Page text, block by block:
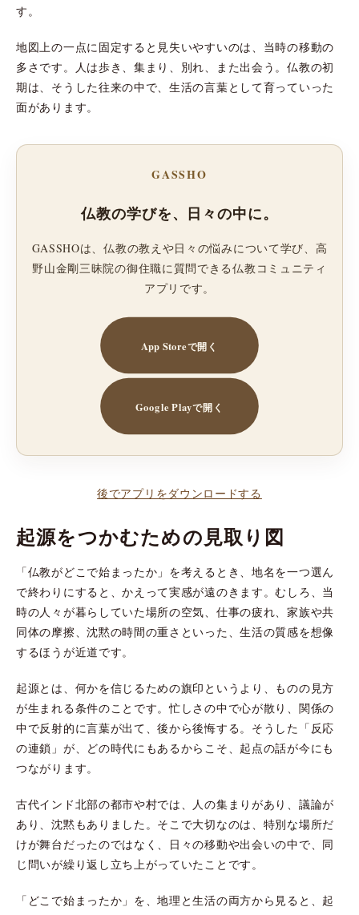
す。
地図上の一点に固定すると見失いやすいのは、当時の移動の
多さです。人は歩き、集まり、別れ、また出会う。仏教の初
期は、そうした往来の中で、生活の言葉として育っていった
面があります。
GASSHO
仏教の学びを、日々の中に。
GASSHOは、仏教の教えや日々の悩みについて学び、高
野山金剛三昧院の御住職に質問できる仏教コミュニティ
アプリです。
App Storeで開く
Google Playで開く
後でアプリをダウンロードする
起源をつかむための見取り図
「仏教がどこで始まったか」を考えるとき、地名を一つ選ん
で終わりにすると、かえって実感が遠のきます。むしろ、当
時の人々が暮らしていた場所の空気、仕事の疲れ、家族や共
同体の摩擦、沈黙の時間の重さといった、生活の質感を想像
するほうが近道です。
起源とは、何かを信じるための旗印というより、ものの見方
が生まれる条件のことです。忙しさの中で心が散り、関係の
中で反射的に言葉が出て、後から後悔する。そうした「反応
の連鎖」が、どの時代にもあるからこそ、起点の話が今にも
つながります。
古代インド北部の都市や村では、人の集まりがあり、議論が
あり、沈黙もありました。そこで大切なのは、特別な場所だ
けが舞台だったのではなく、日々の移動や出会いの中で、同
じ問いが繰り返し立ち上がっていたことです。
「どこで始まったか」を、地理と生活の両方から見ると、起